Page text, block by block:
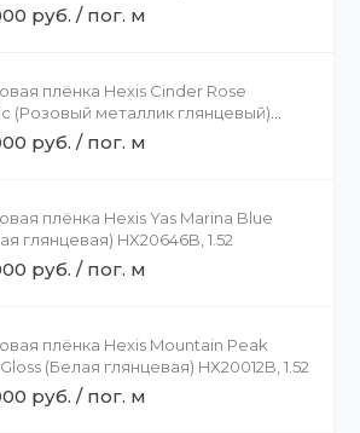
руб. / пог. м
плёнка Hexis Cinder Rose
(Розовый металлик глянцевый)
1.52
руб. / пог. м
плёнка Hexis Yas Marina Blue
глянцевая) HX20646B, 1.52
руб. / пог. м
плёнка Hexis Mountain Peak
(Белая глянцевая) HX20012B, 1.52
руб. / пог. м